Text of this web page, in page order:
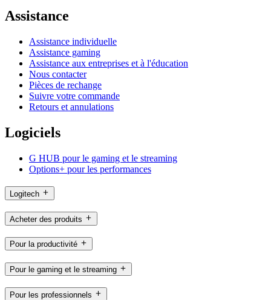
Assistance
Assistance individuelle
Assistance gaming
Assistance aux entreprises et à l'éducation
Nous contacter
Pièces de rechange
Suivre votre commande
Retours et annulations
Logiciels
G HUB pour le gaming et le streaming
Options+ pour les performances
Logitech
Acheter des produits
Pour la productivité
Pour le gaming et le streaming
Pour les professionnels